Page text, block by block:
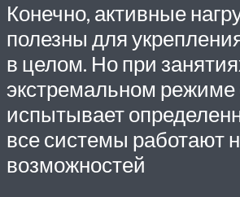
Конечно, активные
полезны для
в целом. Но при
экстремальном режиме
испытывает
все системы работают
возможностей